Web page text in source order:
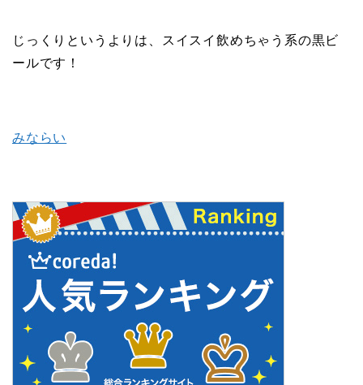
じっくりというよりは、スイスイ飲めちゃう系の黒ビ
ールです！
みならい